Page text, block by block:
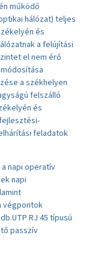
működő
hálózat) teljes
és
a felújítási
el nem érő
a székhelyen
felszálló
és
feladatok
napi operatív
napi
végpontok
UTP RJ 45 típusú
passzív